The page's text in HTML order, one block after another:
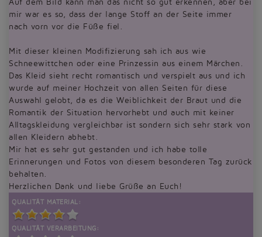
Auf dem Bild kann man das nicht so gut erkennen, aber bei
mir war es so, dass der lange Stoff an der Seite immer
nach vorn vor die Füße fiel.
Mit dieser kleinen Modifizierung sah ich aus wie
Schneewittchen oder eine Prinzessin aus einem Märchen.
Das Kleid sieht recht romantisch und verspielt aus und ich
wurde auf meiner Hochzeit von allen Seiten für diese
Auswahl gelobt, da es die Weiblichkeit der Braut und die
Romantik der Situation hervorhebt und auch mit keiner
Alltagskleidung vergleichbar ist sondern sich sehr stark von
allen Kleidern abhebt.
Mir hat es sehr gut gestanden und ich habe tolle
Erinnerungen und Fotos von diesem besonderen Tag zurück
behalten.
Herzlichen Dank und liebe Grüße an Euch!
QUALITÄT MATERIAL:
QUALITÄT VERARBEITUNG: